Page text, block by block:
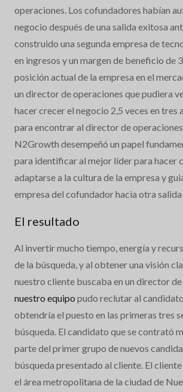
operaciones. Los cofundadores habían
negocio después de una salida exitosa
construido una segunda empresa de
en ingresos y un margen de beneficio de
posición actual de la empresa en el
un director de operaciones que pudiera
hacer crecer el negocio 2,5 veces en tres
para encontrar al director de
N2Growth desempeñó un papel
para identificar al mejor líder para hacer
adaptarse a la cultura de la empresa y
empresa del cofundador hacia otra
El resultado
Al invertir mucho tiempo, energía y
de la búsqueda, y al obtener una visión
nuestro cliente buscaba en un director
nuestro equipo pudo reclutar al
obtendría el puesto en las primeras tres
búsqueda. El candidato que se contrató
parte del primer grupo de nuevos
búsqueda presentado al cliente. El cliente
el área metropolitana de la ciudad de